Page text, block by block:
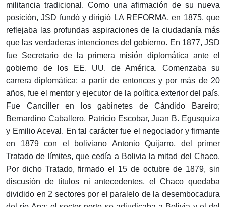
militancia tradicional. Como una afirmación de su nueva
posición, JSD fundó y dirigió LA REFORMA, en 1875, que
reflejaba las profundas aspiraciones de la ciudadanía más
que las verdaderas intenciones del gobierno. En 1877, JSD
fue Secretario de la primera misión diplomática ante el
gobierno de los EE. UU. de América. Comenzaba su
carrera diplomática; a partir de entonces y por más de 20
años, fue el mentor y ejecutor de la política exterior del país.
Fue Canciller en los gabinetes de Cándido Bareiro;
Bernardino Caballero, Patricio Escobar, Juan B. Egusquiza
y Emilio Aceval. En tal carácter fue el negociador y firmante
en 1879 con el boliviano Antonio Quijarro, del primer
Tratado de límites, que cedía a Bolivia la mitad del Chaco.
Por dicho Tratado, firmado el 15 de octubre de 1879, sin
discusión de títulos ni antecedentes, el Chaco quedaba
dividido en 2 sectores por el paralelo de la desembocadura